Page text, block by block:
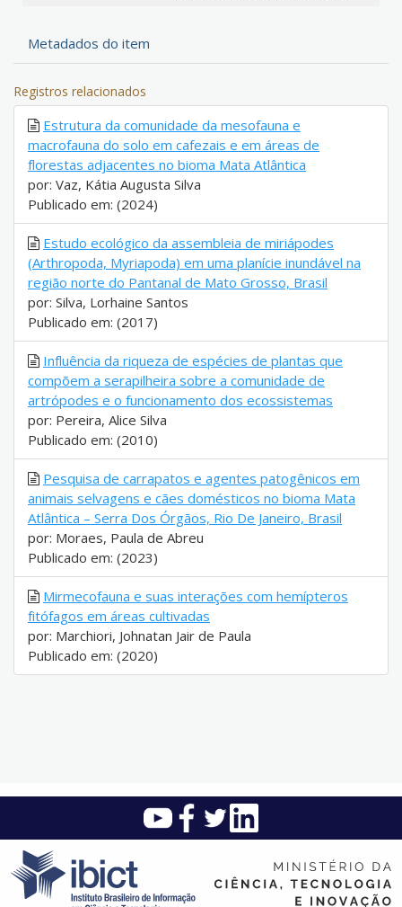
Metadados do item
Registros relacionados
Estrutura da comunidade da mesofauna e
macrofauna do solo em cafezais e em áreas de
florestas adjacentes no bioma Mata Atlântica
por: Vaz, Kátia Augusta Silva
Publicado em: (2024)
Estudo ecológico da assembleia de miriápodes
(Arthropoda, Myriapoda) em uma planície inundável na
região norte do Pantanal de Mato Grosso, Brasil
por: Silva, Lorhaine Santos
Publicado em: (2017)
Influência da riqueza de espécies de plantas que
compõem a serapilheira sobre a comunidade de
artrópodes e o funcionamento dos ecossistemas
por: Pereira, Alice Silva
Publicado em: (2010)
Pesquisa de carrapatos e agentes patogênicos em
animais selvagens e cães domésticos no bioma Mata
Atlântica – Serra Dos Órgãos, Rio De Janeiro, Brasil
por: Moraes, Paula de Abreu
Publicado em: (2023)
Mirmecofauna e suas interações com hemípteros
fitófagos em áreas cultivadas
por: Marchiori, Johnatan Jair de Paula
Publicado em: (2020)